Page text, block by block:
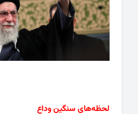
لحظه‌های سنگین وداع